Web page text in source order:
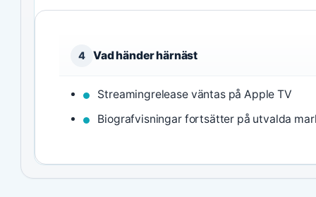
4 Vad händer härnäst
Streamingrelease väntas på Apple TV
Biografvisningar fortsätter på utvalda